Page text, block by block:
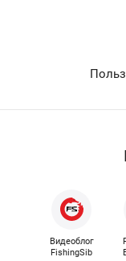
Видеоблог
FishingSib